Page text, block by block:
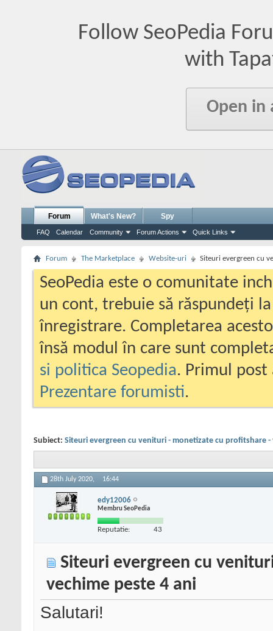
Follow SeoPedia
with
Open in
Forum
FAQ Calendar Community Forum Actions Quick Links
What's New? Spy
Forum The Marketplace Website-uri Siteuri evergreen cu
SeoPedia este o comunitate
un cont, trebuie să răspundeți
înregistrare. Completarea
însă modul în care sunt
si politica Seopedia. Primul
Prezentare forumisti.
Subiect: Siteuri evergreen cu venituri - monetizate cu profitshare -
28th July 2020, 16:44
edy12006
Membru SeoPedia
Reputatie: 43
Siteuri evergreen cu
vechime peste 4 ani
Salutari!